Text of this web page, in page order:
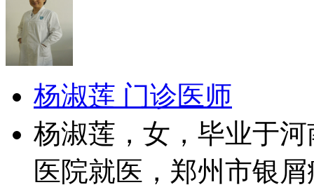
杨淑莲 门诊医师
杨淑莲，女，毕业于
医院就医，郑州市银